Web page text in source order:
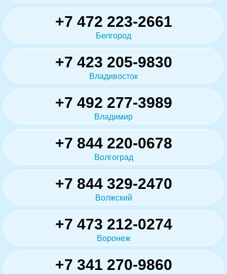
+7 472 223-2661
Белгород
+7 423 205-9830
Владивосток
+7 492 277-3989
Владимир
+7 844 220-0678
Волгоград
+7 844 329-2470
Волжский
+7 473 212-0274
Воронеж
+7 341 270-9860